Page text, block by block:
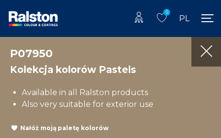
0
PL
P07950
Kolekcja kolorów Pastels
Available in all Ralston products
Also very suitable for exterior use
Nałóż moją paletę kolorów